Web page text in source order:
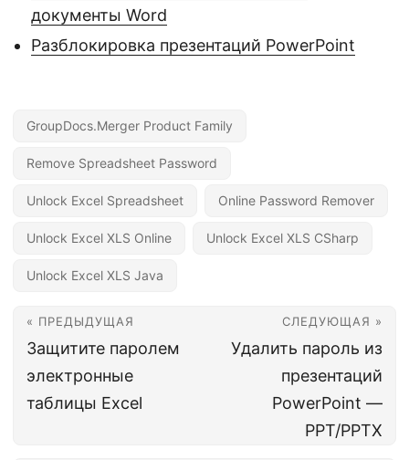
документы Word
Разблокировка презентаций PowerPoint
GroupDocs.Merger Product Family
Remove Spreadsheet Password
Unlock Excel Spreadsheet Online Password Remover
Unlock Excel XLS Online Unlock Excel XLS CSharp
Unlock Excel XLS Java
« ПРЕДЫДУЩАЯ
Защитите паролем
электронные
таблицы Excel
СЛЕДУЮЩАЯ »
Удалить пароль из
презентаций
PowerPoint —
PPT/PPTX